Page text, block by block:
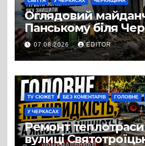
Оглядовий
Панському біля
перетворився на
сміттєзвалище
07.08.2026 EDITOR
TV СЮЖЕТ БЕЗ КОМЕНТАРІВ ГОЛОВНЕ
У ЧЕРКАСАХ
Ремонт
вулиці